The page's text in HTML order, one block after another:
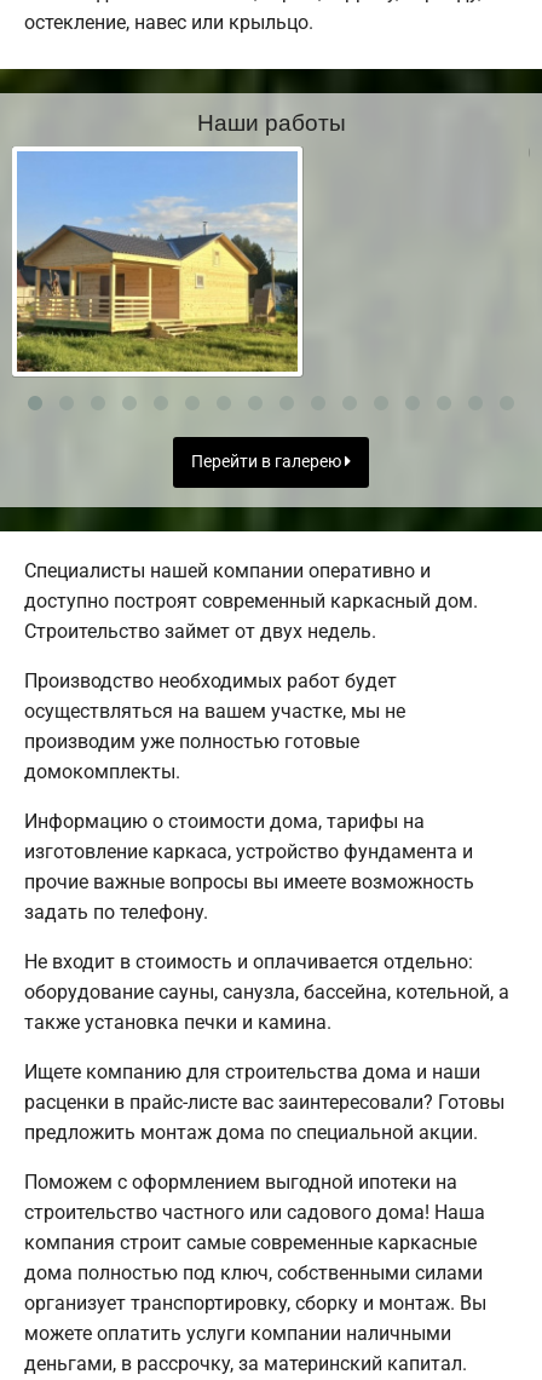
остекление, навес или крыльцо.
Наши работы
Перейти в галерею
Специалисты нашей компании оперативно и
доступно построят современный каркасный дом.
Строительство займет от двух недель.
Производство необходимых работ будет
осуществляться на вашем участке, мы не
производим уже полностью готовые
домокомплекты.
Информацию о стоимости дома, тарифы на
изготовление каркаса, устройство фундамента и
прочие важные вопросы вы имеете возможность
задать по телефону.
Не входит в стоимость и оплачивается отдельно:
оборудование сауны, санузла, бассейна, котельной, а
также установка печки и камина.
Ищете компанию для строительства дома и наши
расценки в прайс-листе вас заинтересовали? Готовы
предложить монтаж дома по специальной акции.
Поможем с оформлением выгодной ипотеки на
строительство частного или садового дома! Наша
компания строит самые современные каркасные
дома полностью под ключ, собственными силами
организует транспортировку, сборку и монтаж. Вы
можете оплатить услуги компании наличными
деньгами, в рассрочку, за материнский капитал.